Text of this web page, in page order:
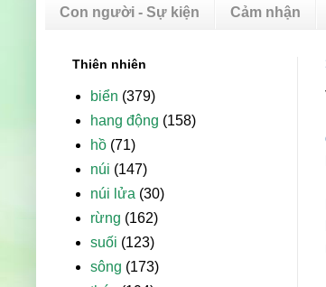
Con người - Sự kiện Cảm nhận
Thiên nhiên
biển (379)
hang động (158)
hồ (71)
núi (147)
núi lửa (30)
rừng (162)
suối (123)
sông (173)